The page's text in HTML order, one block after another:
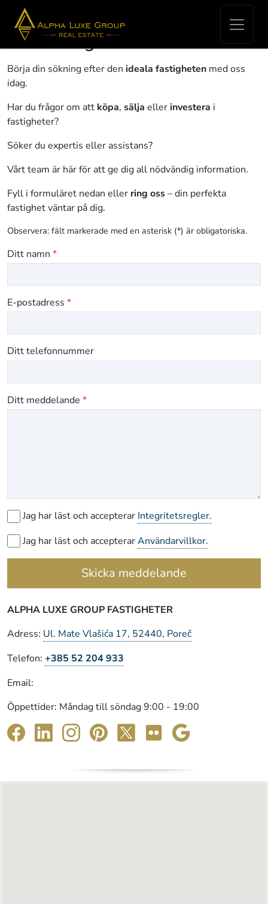
Hitta din perfekta fastighet i
Istrien idag!
Börja din sökning efter den ideala fastigheten med oss
idag.
Har du frågor om att köpa, sälja eller investera i
fastigheter?
Söker du expertis eller assistans?
Vårt team är här för att ge dig all nödvändig information.
Fyll i formuläret nedan eller ring oss– din perfekta
fastighet väntar på dig.
Observera: fält markerade med en asterisk (*) är obligatoriska.
Ditt namn *
E-postadress *
Ditt telefonnummer
Ditt meddelande *
Jag har läst och accepterar Integritetsregler.
Jag har läst och accepterarAnvändarvillkor.
Skicka meddelande
ALPHA LUXE GROUP FASTIGHETER
Adress: Ul. Mate Vlašića 17, 52440, Poreč
Telefon: +385 52 204 933
Email:
Öppettider: Måndag till söndag 9:00 - 19:00